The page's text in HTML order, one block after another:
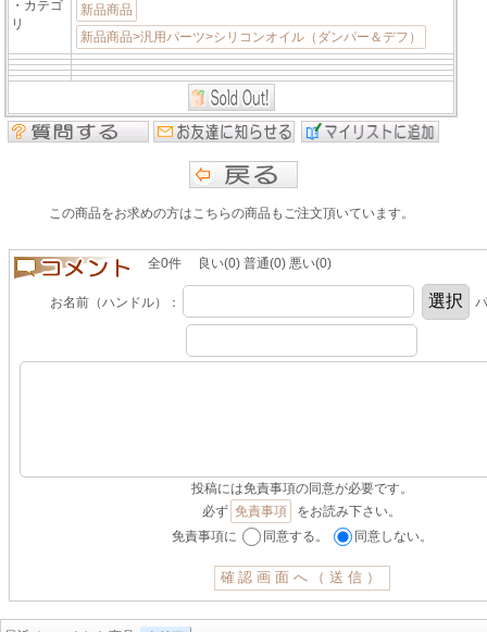
・カテゴ
リ
新品商品
新品商品>汎用パーツ>シリコンオイル（ダンパー＆デフ）
この商品をお求めの方はこちらの商品もご注文頂いています。
全0件 良い(0) 普通(0) 悪い(0)
お名前（ハンドル）：
投稿には免責事項の同意が必要です。
必ず 免責事項
をお読み下さい。
免責事項に
同意する。 同意しない。